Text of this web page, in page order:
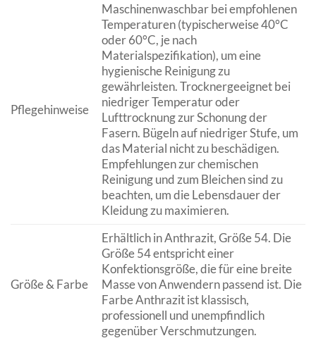
Pflegehinweise
Maschinenwaschbar bei empfohlenen
Temperaturen (typischerweise 40°C
oder 60°C, je nach
Materialspezifikation), um eine
hygienische Reinigung zu
gewährleisten. Trocknergeeignet bei
niedriger Temperatur oder
Lufttrocknung zur Schonung der
Fasern. Bügeln auf niedriger Stufe, um
das Material nicht zu beschädigen.
Empfehlungen zur chemischen
Reinigung und zum Bleichen sind zu
beachten, um die Lebensdauer der
Kleidung zu maximieren.
Größe & Farbe
Erhältlich in Anthrazit, Größe 54. Die
Größe 54 entspricht einer
Konfektionsgröße, die für eine breite
Masse von Anwendern passend ist. Die
Farbe Anthrazit ist klassisch,
professionell und unempfindlich
gegenüber Verschmutzungen.